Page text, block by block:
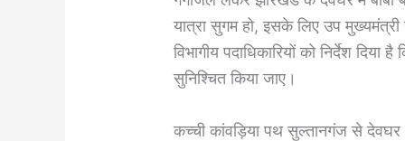
यात्रा सुगम हो, इसके लिए उप मुख्यमंत्री
विभागीय पदाधिकारियों को निर्देश दिया
सुनिश्चित किया जाए।
कच्ची कांवड़िया पथ सुल्तानगंज से